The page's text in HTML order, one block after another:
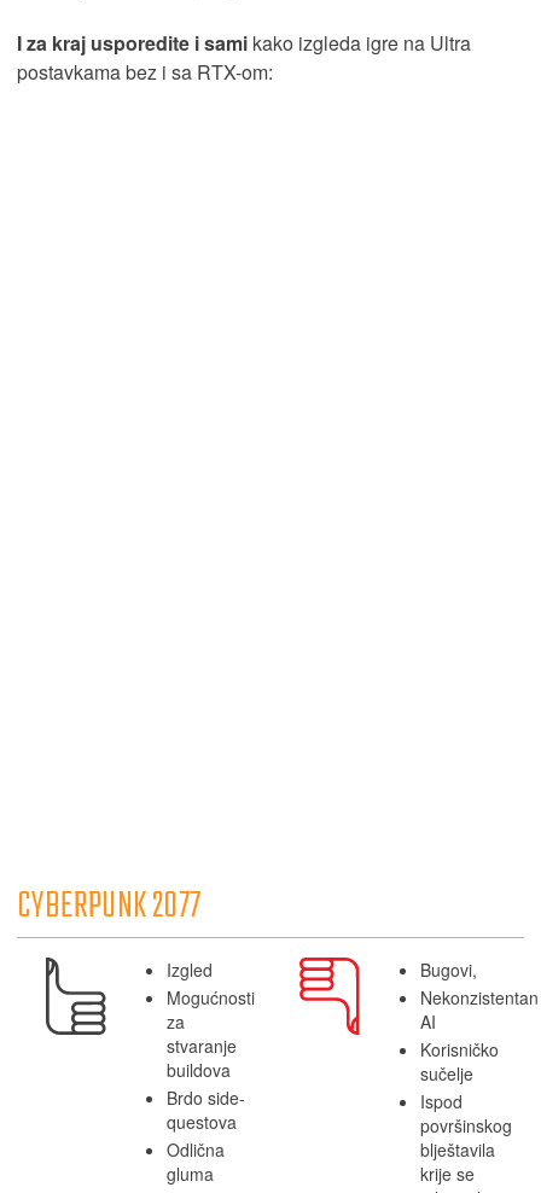
I za kraj usporedite i sami kako izgleda igre na Ultra
postavkama bez i sa RTX-om:
CYBERPUNK 2077
Izgled
Mogućnosti
za
stvaranje
buildova
Brdo side-
questova
Odlična
gluma
Bugovi,
Nekonzistentan
AI
Korisničko
sučelje
Ispod
površinskog
blještavila
krije se